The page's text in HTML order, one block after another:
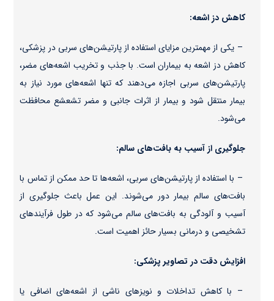
کاهش دز اشعه:
– یکی از مهمترین مزایای استفاده از پارتیشن‌های سربی در پزشکی،
کاهش دز اشعه به بیماران است. با جذب و تخریب اشعه‌های مضر،
پارتیشن‌های سربی اجازه می‌دهند که تنها اشعه‌های مورد نیاز به
بیمار منتقل شود و بیمار از اثرات جانبی و مضر تشعشع محافظت
می‌شود.
جلوگیری از آسیب به بافت‌های سالم:
– با استفاده از پارتیشن‌های سربی، اشعه‌ها تا حد ممکن از تماس با
بافت‌های سالم بیمار دور می‌شوند. این عمل باعث جلوگیری از
آسیب و آلودگی به بافت‌های سالم می‌شود که در طول فرآیندهای
تشخیصی و درمانی بسیار حائز اهمیت است.
افزایش دقت در تصاویر پزشکی:
– با کاهش تداخلات و نویز‌های ناشی از اشعه‌های اضافی یا